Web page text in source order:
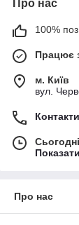
Про нас
100%
Працює
м. Київ
вул.
Контакти
Про нас